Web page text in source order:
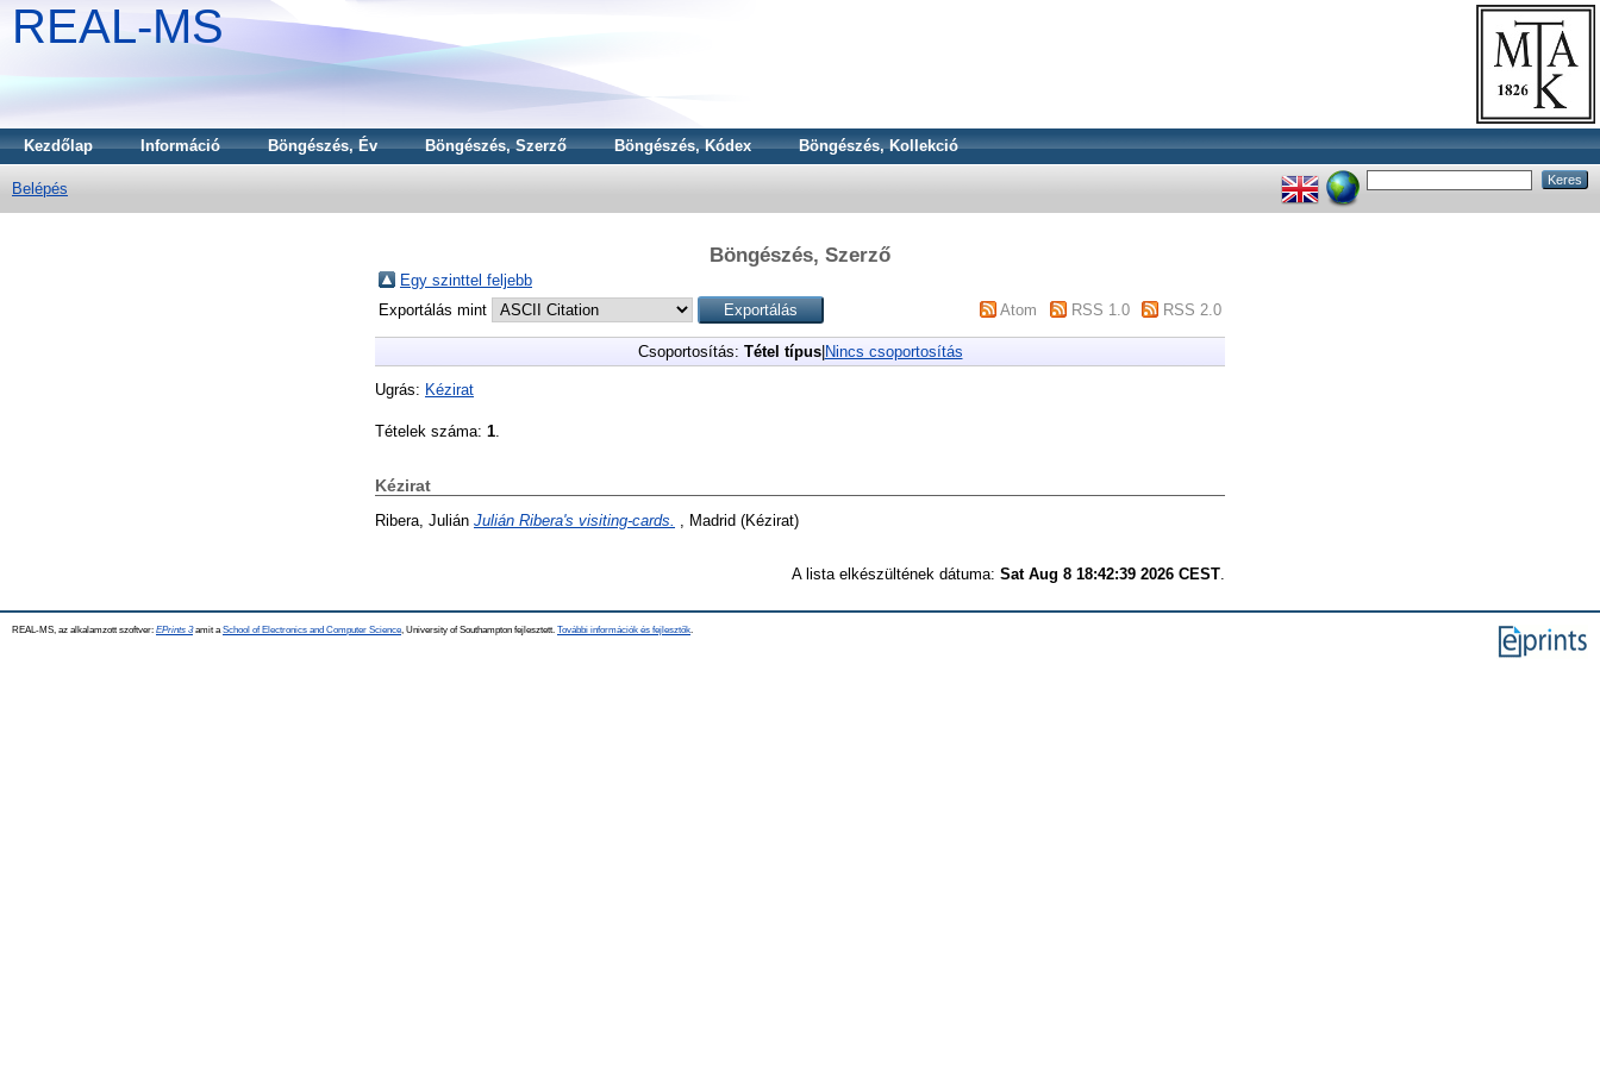
REAL-MS
Kezdőlap Információ Böngészés, Év Böngészés, Szerző Böngészés, Kódex Böngészés, Kollekció
Belépés
Böngészés, Szerző
Egy szinttel feljebb
Exportálás mint
Atom RSS 1.0 RSS 2.0
Csoportosítás: Tétel típus| Nincs csoportosítás
Ugrás: Kézirat
Tételek száma: 1
Kézirat
Ribera, Julián Julián Ribera's visiting-cards. , Madrid (Kézirat)
A lista elkészültének dátuma: Sat Aug 8 18:42:39 2026 CEST
REAL-MS, az alkalamzott szoftver: EPrints 3amit a School of Electronics and Computer Science , University of Southampton fejlesztett. További információk és fejlesztők